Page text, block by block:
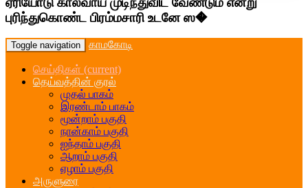
புரிந்துகொண்ட பிரம்மசாரி உடனே ஸ�
Toggle navigation காமகோடி
செய்திகள் (current)
தெய்வத்தின் குரல்
முதல் பாகம்
இரண்டாம் பாகம்
மூன்றாம் பகுதி
நான்காம் பகுதி
ஐந்தாம் பகுதி
ஆறாம் பகுதி
ஏழாம் பகுதி
அருளுரை